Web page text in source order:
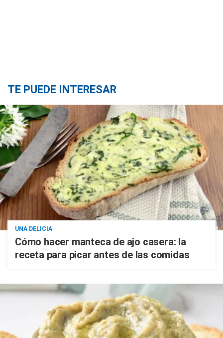
TE PUEDE INTERESAR
UNA DELICIA
Cómo hacer manteca de ajo casera: la
receta para picar antes de las comidas